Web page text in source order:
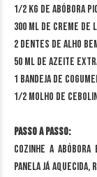
1/2 kg de abóbora
300 ml de creme
2 dentes de alho
50 ml de azeite
1 bandeja de
1/2 molho de
Passo a passo:
Cozinhe a
panela já